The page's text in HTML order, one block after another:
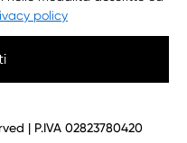
policy
| P.IVA 02823780420